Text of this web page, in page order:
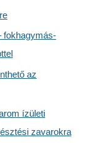
fokhagymás-
az
ízületi
zavarokra